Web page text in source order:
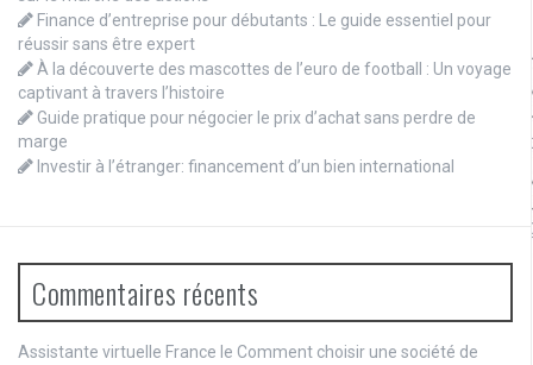
Finance d’entreprise pour débutants : Le guide essentiel pour
réussir sans être expert
À la découverte des mascottes de l’euro de football : Un voyage
captivant à travers l’histoire
Guide pratique pour négocier le prix d’achat sans perdre de
marge
Investir à l’étranger: financement d’un bien international
Commentaires récents
Assistante virtuelle France le Comment choisir une société de